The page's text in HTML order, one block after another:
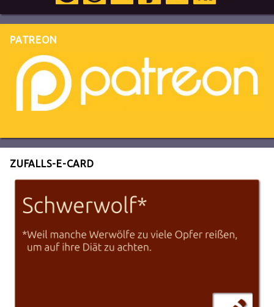
PATREON
ZUFALLS-E-CARD